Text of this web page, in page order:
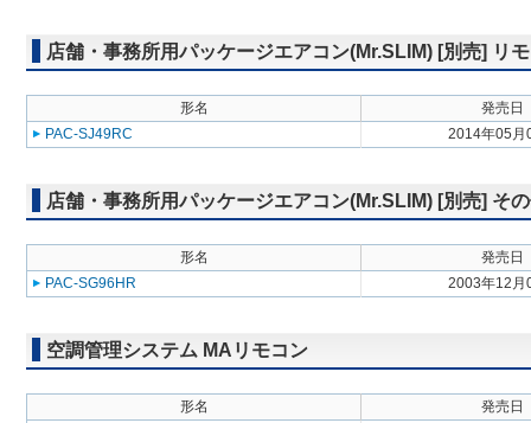
店舗・事務所用パッケージエアコン(Mr.SLIM) [別売] リ
形名
発売日
PAC-SJ49RC
2014年05月
店舗・事務所用パッケージエアコン(Mr.SLIM) [別売] そ
形名
発売日
PAC-SG96HR
2003年12月
空調管理システム MAリモコン
形名
発売日